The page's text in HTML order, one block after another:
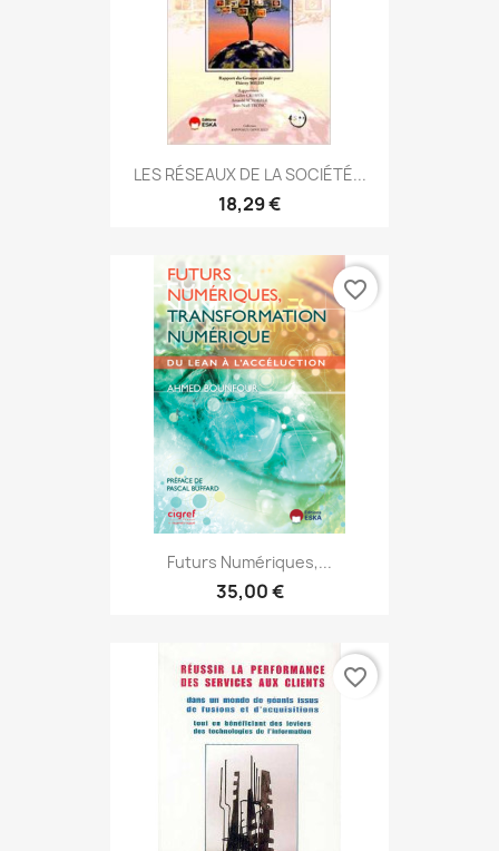
LES RÉSEAUX DE LA SOCIÉTÉ...
18,29 €
Futurs Numériques,...
35,00 €
favorite_border
favorite_border